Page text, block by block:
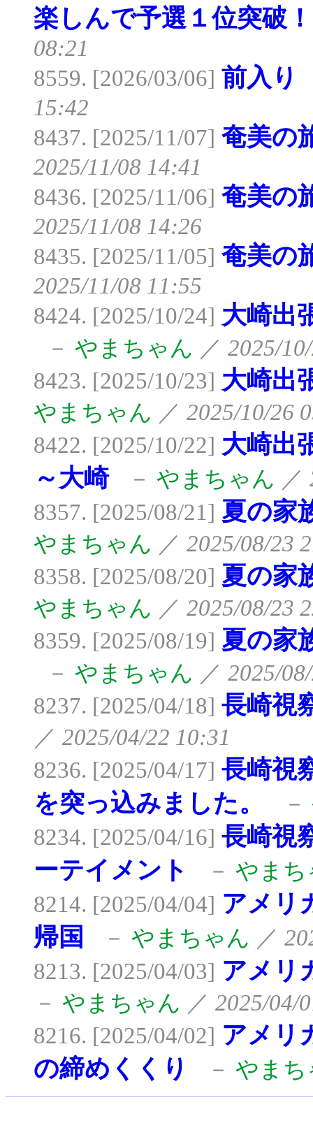
楽しんで予選１位突破！
08:21
8559. [2026/03/06] 前入り
15:42
8437. [2025/11/07] 奄美の
2025/11/08 14:41
8436. [2025/11/06] 奄美の
2025/11/08 14:26
8435. [2025/11/05] 奄美の
2025/11/08 11:55
8424. [2025/10/24] 大崎出
－ やまちゃん ／ 2025/
8423. [2025/10/23] 大崎
やまちゃん ／ 2025/10/26
8422. [2025/10/22] 大崎出
～大崎
－ やまちゃん ／
8357. [2025/08/21] 夏の家
やまちゃん ／ 2025/08/23
8358. [2025/08/20] 夏の家
やまちゃん ／ 2025/08/23
8359. [2025/08/19] 夏の家
－ やまちゃん ／ 2025/
8237. [2025/04/18] 長崎視
／ 2025/04/22 10:31
8236. [2025/04/17] 長崎視
を突っ込みました。
－
8234. [2025/04/16] 長崎視
ーテイメント
－ やまち
8214. [2025/04/04] アメ
帰国
－ やまちゃん ／
8213. [2025/04/03] アメ
－ やまちゃん ／ 2025/04/
8216. [2025/04/02] アメ
の締めくくり
－ やまち